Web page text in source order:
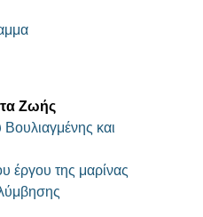
Ζωής
και
έργου της μαρίνας